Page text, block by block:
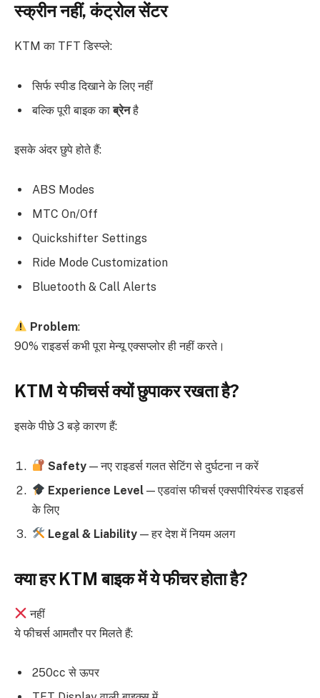
स्क्रीन नहीं, कंट्रोल सेंटर
KTM का TFT डिस्प्ले:
सिर्फ स्पीड दिखाने के लिए नहीं
बल्कि पूरी बाइक काब्रेनहै
इसके अंदर छुपे होते हैं:
ABS Modes
MTC On/Off
Quickshifter Settings
Ride Mode Customization
Bluetooth & Call Alerts
Problem:
90% राइडर्स कभी पूरा मेन्यू एक्सप्लोर ही नहीं करते।
KTM ये फीचर्स क्यों छुपाकर रखता है?
इसके पीछे 3 बड़े कारण हैं:
Safety — नए राइडर्स गलत सेटिंग से दुर्घटना न करें
Experience Level — एडवांस फीचर्स एक्सपीरियंस्ड राइडर्स
के लिए
Legal & Liability — हर देश में नियम अलग
क्या हर KTM बाइक में ये फीचर होता है?
नहीं
ये फीचर्स आमतौर पर मिलते हैं:
250cc से ऊपर